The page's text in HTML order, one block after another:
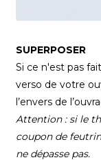
SUPERPOSER
Si ce n'est pas
verso de votre
l’envers de
Attention : si le
coupon de
ne dépasse pas.